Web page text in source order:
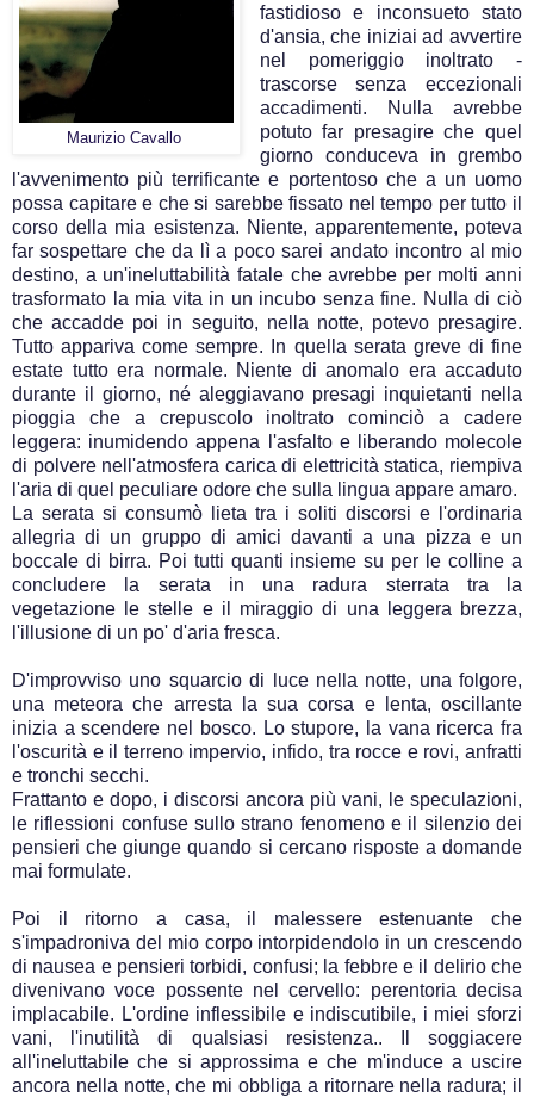
Maurizio Cavallo
fastidioso e inconsueto stato
d'ansia, che iniziai ad avvertire
nel pomeriggio inoltrato -
trascorse senza eccezionali
accadimenti. Nulla avrebbe
potuto far presagire che quel
giorno conduceva in grembo
l'avvenimento più terrificante e portentoso che a un uomo
possa capitare e che si sarebbe fissato nel tempo per tutto il
corso della mia esistenza. Niente, apparentemente, poteva
far sospettare che da lì a poco sarei andato incontro al mio
destino, a un'ineluttabilità fatale che avrebbe per molti anni
trasformato la mia vita in un incubo senza fine. Nulla di ciò
che accadde poi in seguito, nella notte, potevo presagire.
Tutto appariva come sempre. In quella serata greve di fine
estate tutto era normale. Niente di anomalo era accaduto
durante il giorno, né aleggiavano presagi inquietanti nella
pioggia che a crepuscolo inoltrato cominciò a cadere
leggera: inumidendo appena l'asfalto e liberando molecole
di polvere nell'atmosfera carica di elettricità statica, riempiva
l'aria di quel peculiare odore che sulla lingua appare amaro.
La serata si consumò lieta tra i soliti discorsi e l'ordinaria
allegria di un gruppo di amici davanti a una pizza e un
boccale di birra. Poi tutti quanti insieme su per le colline a
concludere la serata in una radura sterrata tra la
vegetazione le stelle e il miraggio di una leggera brezza,
l'illusione di un po' d'aria fresca.
D'improvviso uno squarcio di luce nella notte, una folgore,
una meteora che arresta la sua corsa e lenta, oscillante
inizia a scendere nel bosco. Lo stupore, la vana ricerca fra
l'oscurità e il terreno impervio, infido, tra rocce e rovi, anfratti
e tronchi secchi.
Frattanto e dopo, i discorsi ancora più vani, le speculazioni,
le riflessioni confuse sullo strano fenomeno e il silenzio dei
pensieri che giunge quando si cercano risposte a domande
mai formulate.
Poi il ritorno a casa, il malessere estenuante che
s'impadroniva del mio corpo intorpidendolo in un crescendo
di nausea e pensieri torbidi, confusi; la febbre e il delirio che
divenivano voce possente nel cervello: perentoria decisa
implacabile. L'ordine inflessibile e indiscutibile, i miei sforzi
vani, l'inutilità di qualsiasi resistenza.. Il soggiacere
all'ineluttabile che si approssima e che m'induce a uscire
ancora nella notte, che mi obbliga a ritornare nella radura; il